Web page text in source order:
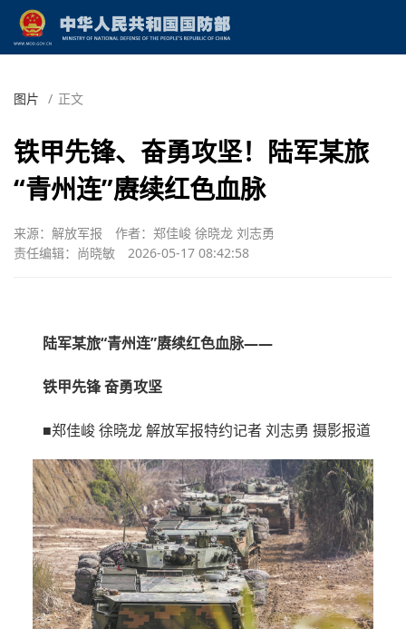
图片 / 正文
铁甲先锋、奋勇攻坚！陆军某旅
“青州连”赓续红色血脉
来源：解放军报
作者：郑佳峻 徐晓龙 刘志勇
责任编辑：尚晓敏
2026-05-17 08:42:58
陆军某旅“青州连”赓续红色血脉——
铁甲先锋 奋勇攻坚
■郑佳峻 徐晓龙 解放军报特约记者 刘志勇 摄影报道